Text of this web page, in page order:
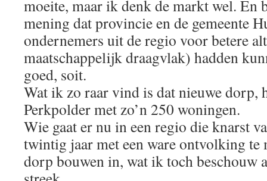
moeite, maar ik denk de markt wel.
mening dat provincie en de gemeente
ondernemers uit de regio voor betere
maatschappelijk draagvlak) hadden
goed, soit.
Wat ik zo raar vind is dat nieuwe dorp,
Perkpolder met zo’n 250 woningen.
Wie gaat er nu in een regio die knarst
twintig jaar met een ware ontvolking te
dorp bouwen in, wat ik toch beschouw